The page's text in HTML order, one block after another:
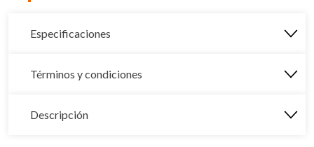
Especificaciones
Términos y condiciones
Descripción